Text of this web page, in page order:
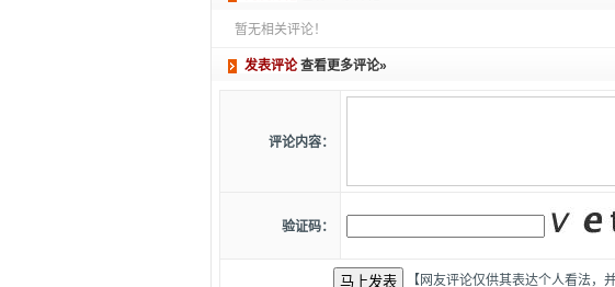
暂无相关评论！
发表评论 查看更多评论»
评论内容：
验证码：
【网友评论仅供其表达个人看法，